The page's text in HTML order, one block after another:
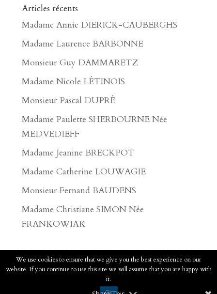
Articles récents
Madame Annie DIERICK-CAUBERGHS
Madame Laurence BARBONNE
Monsieur Guy DAMMARETZ
Madame Nicole LÉTINOIS
Monsieur Pascal DUPRÉ
Madame Paulette SHERBOURNE Née
MEDVEDIEFF
Madame Jeanine BRECKPOT
Madame Catherine LOUWAGIE
Monsieur Fernand BAUDENS
Madame Christiane SIMON Née
FRANKOWIAK
2020 - Pompes Funèbres Faucomprez - Tous
Voir les mentions légales
We use cookies to ensure that we give you the best experience on our
website. If you continue to use this site we will assume that you are happy with
it.
Ok